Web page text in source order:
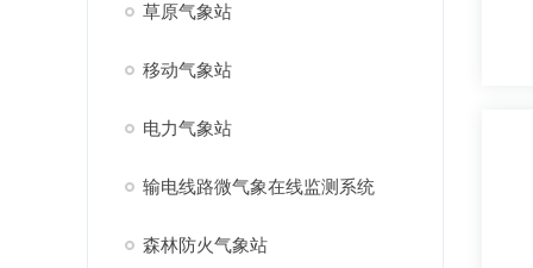
草原气象站
移动气象站
电力气象站
输电线路微气象在线监测系统
森林防火气象站